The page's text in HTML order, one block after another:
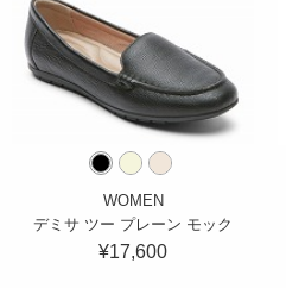
WOMEN
デミサ ツー プレーン モック
¥17,600